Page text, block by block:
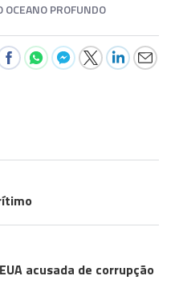
OCEANO PROFUNDO
acusada de corrupção